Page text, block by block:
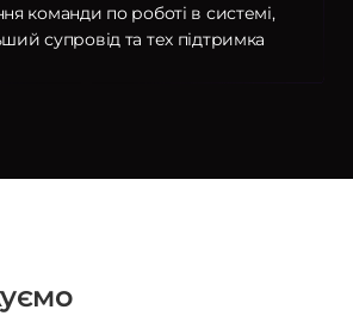
команди по роботі в системі,
супровід та тех підтримка